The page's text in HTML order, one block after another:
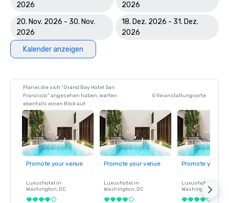
2026
2026
20. Nov. 2026 - 30. Nov.
2026
18. Dez. 2026 - 31. Dez.
2026
Kalender anzeigen
Planer, die sich "Grand Bay Hotel San
Francisco" angesehen haben, warfen
ebenfalls einen Blick auf
5 Veranstaltungsorte
Promote your venue
Luxushotel in
Washington, DC
Promote your venue
Luxushotel in
Washington, DC
Promote your
Luxushotel in
Washington